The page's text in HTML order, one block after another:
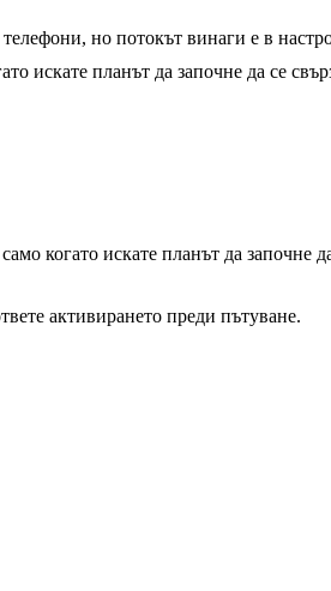
но потокът винаги е в
искате планът да започне да се
когато искате планът да започне
активирането преди пътуване.